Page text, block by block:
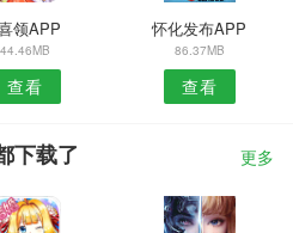
领APP
44.46MB
查看
怀化发布APP
86.37MB
查看
下载了 更多